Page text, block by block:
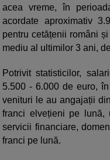
acea vreme, în
acordate aproximativ
pentru cetățenii români
mediu al ultimilor 3 ani,
Potrivit statisticilor,
5.500 - 6.000 de euro,
venituri le au angajații
franci elvețieni pe lună,
servicii financiare,
franci pe lună.